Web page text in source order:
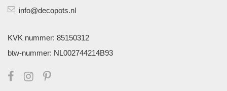
info@decopots.nl
KVK nummer: 85150312
btw-nummer: NL002744214B93